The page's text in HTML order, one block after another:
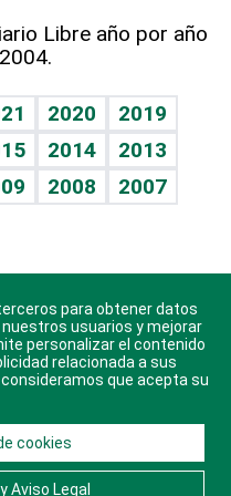
Libre año por año
2020
2019
2014
2013
2008
2007
para Android, iOS y
derechos reservados.
en Contacto
para obtener datos
usuarios y mejorar
personalizar el contenido
relacionada a sus
que acepta su
cookies
Aviso Legal